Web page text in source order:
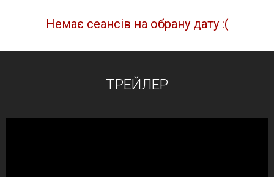
Немає сеансів на обрану дату :(
ТРЕЙЛЕР